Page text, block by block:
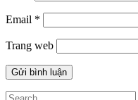
Email *
Trang web
Search